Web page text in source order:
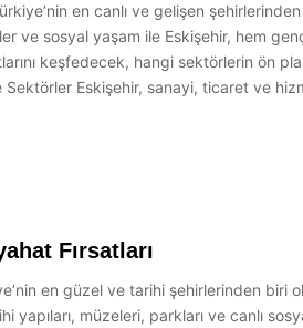
en canlı ve gelişen
ve sosyal yaşam ile Eskişehir, hem
keşfedecek, hangi sektörlerin
Sektörler Eskişehir, sanayi, ticaret ve
Fırsatları
en güzel ve tarihi şehirlerinden
müzeleri, parkları ve canlı